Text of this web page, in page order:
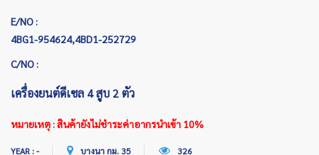
E/NO :
4BG1-954624,4BD1-252729
C/NO :
เครื่องยนต์ดีเซล 4 สูบ 2 ตัว
หมายเหตุ : สินค้ายังไม่ชำระค่าอากรนำเข้า 10%
YEAR : - บางนา กม. 35 326